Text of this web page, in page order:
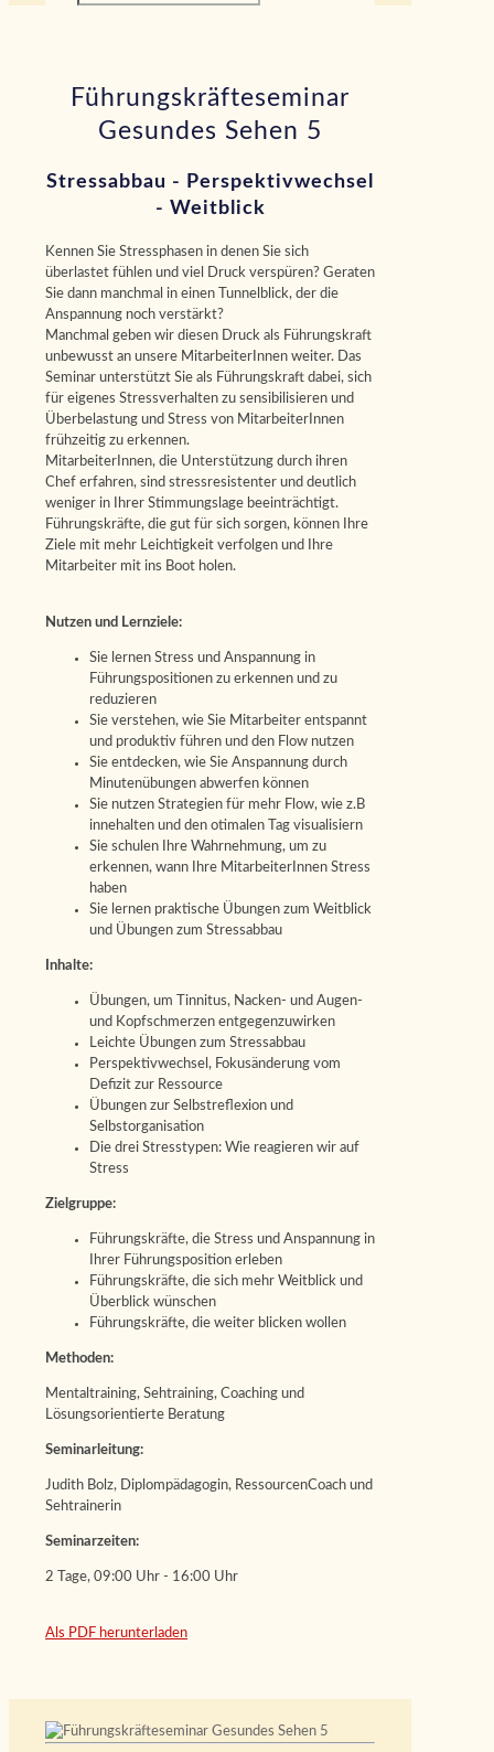
Führungskräfteseminar
Gesundes Sehen 5
Stressabbau - Perspektivwechsel
- Weitblick
Kennen Sie Stressphasen in denen Sie sich
überlastet fühlen und viel Druck verspüren? Geraten
Sie dann manchmal in einen Tunnelblick, der die
Anspannung noch verstärkt?
Manchmal geben wir diesen Druck als Führungskraft
unbewusst an unsere MitarbeiterInnen weiter. Das
Seminar unterstützt Sie als Führungskraft dabei, sich
für eigenes Stressverhalten zu sensibilisieren und
Überbelastung und Stress von MitarbeiterInnen
frühzeitig zu erkennen.
MitarbeiterInnen, die Unterstützung durch ihren
Chef erfahren, sind stressresistenter und deutlich
weniger in Ihrer Stimmungslage beeinträchtigt.
Führungskräfte, die gut für sich sorgen, können Ihre
Ziele mit mehr Leichtigkeit verfolgen und Ihre
Mitarbeiter mit ins Boot holen.
Nutzen und Lernziele:
Sie lernen Stress und Anspannung in
Führungspositionen zu erkennen und zu
reduzieren
Sie verstehen, wie Sie Mitarbeiter entspannt
und produktiv führen und den Flow nutzen
Sie entdecken, wie Sie Anspannung durch
Minutenübungen abwerfen können
Sie nutzen Strategien für mehr Flow, wie z.B
innehalten und den otimalen Tag visualisiern
Sie schulen Ihre Wahrnehmung, um zu
erkennen, wann Ihre MitarbeiterInnen Stress
haben
Sie lernen praktische Übungen zum Weitblick
und Übungen zum Stressabbau
Inhalte:
Übungen, um Tinnitus, Nacken- und Augen-
und Kopfschmerzen entgegenzuwirken
Leichte Übungen zum Stressabbau
Perspektivwechsel, Fokusänderung vom
Defizit zur Ressource
Übungen zur Selbstreflexion und
Selbstorganisation
Die drei Stresstypen: Wie reagieren wir auf
Stress
Zielgruppe:
Führungskräfte, die Stress und Anspannung in
Ihrer Führungsposition erleben
Führungskräfte, die sich mehr Weitblick und
Überblick wünschen
Führungskräfte, die weiter blicken wollen
Methoden:
Mentaltraining, Sehtraining, Coaching und
Lösungsorientierte Beratung
Seminarleitung:
Judith Bolz, Diplompädagogin, RessourcenCoach und
Sehtrainerin
Seminarzeiten:
2 Tage, 09:00 Uhr - 16:00 Uhr
Als PDF herunterladen